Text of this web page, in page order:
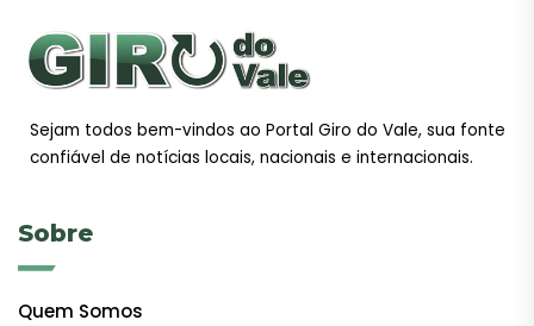
Sejam todos bem-vindos ao Portal Giro do Vale, sua fonte
confiável de notícias locais, nacionais e internacionais.
Sobre
Quem Somos